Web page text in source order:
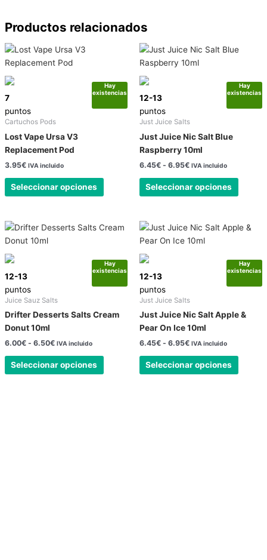
Productos relacionados
Hay
existencias
7
puntos
Cartuchos Pods
Lost Vape Ursa V3
Replacement Pod
3.95€ IVA incluido
Seleccionar opciones
múltiples
en
la
producto
Hay
existencias
12-13
puntos
Just Juice Salts
Just Juice Nic Salt Blue
Raspberry 10ml
6.45€ - 6.95€
Rango
precios:
IVA incluido
Seleccionar opciones
Este
en
la
Hay
existencias
12-13
puntos
Juice Sauz Salts
Drifter Desserts Salts Cream
Donut 10ml
6.00€ - 6.50€
Rango
IVA incluido
Seleccionar opciones
Este
múltiples
se
en
la
Hay
existencias
12-13
puntos
Just Juice Salts
Just Juice Nic Salt Apple &
Pear On Ice 10ml
6.45€ - 6.95€
Rango
precios:
IVA incluido
Seleccionar opciones
Este
se
en
la